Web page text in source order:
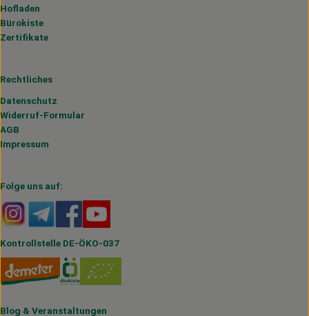
Hofladen
Bürokiste
Zertifikate
Rechtliches
Datenschutz
Widerruf-Formular
AGB
Impressum
Folge uns auf:
Externer Link zu https://www.instagram.com/
Externer Link zu https://t.me/s/hofmahlitzsch
Externer Link zu https://www.facebook.com/
Kontrollstelle DE-ÖKO-037
Blog & Veranstaltungen